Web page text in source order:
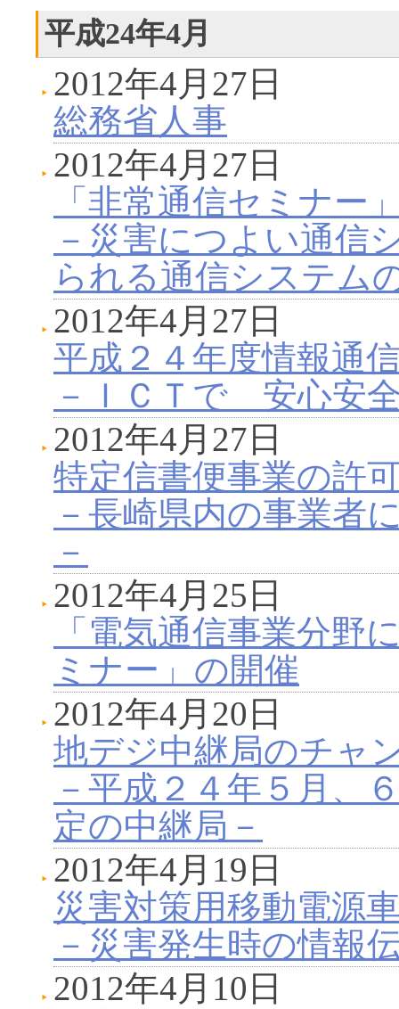
平成24年4月
2012年4月27日
総務省人事
2012年4月27日
「非常通信セミナー
－災害につよい通信
られる通信システム
2012年4月27日
平成２４年度情報通
－ＩＣＴで 安心安
2012年4月27日
特定信書便事業の許
－長崎県内の事業者
－
2012年4月25日
「電気通信事業分野
ミナー」の開催
2012年4月20日
地デジ中継局のチャ
－平成２４年５月、
定の中継局－
2012年4月19日
災害対策用移動電源
－災害発生時の情報
2012年4月10日